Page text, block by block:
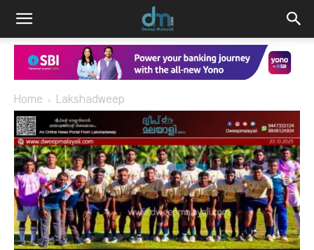
Home Lakshadweep